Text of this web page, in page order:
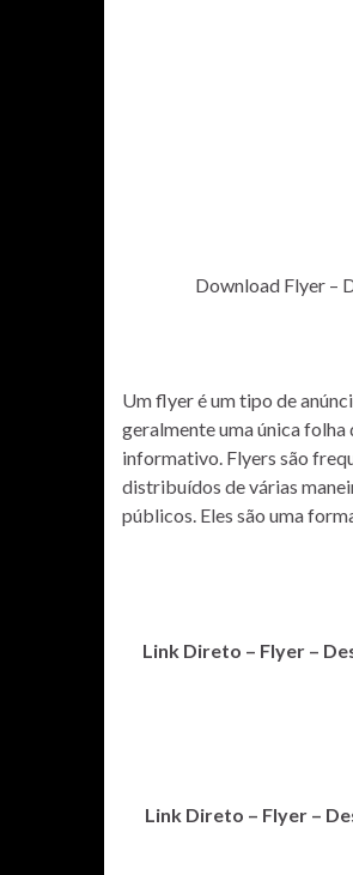
Download Flyer –
Um flyer é um tipo de
geralmente uma única
informativo. Flyers são
distribuídos de várias
públicos. Eles são uma
Link Direto – Flyer –
Link Direto – Flyer –